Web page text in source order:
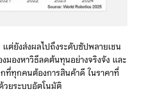
ต่ยังส่งผลไปถึงระดับซัปพลายเชน
องหาวิธีลดต้นทุนอย่างจริงจัง และ
ที่ทุกคนต้องการสินค้าดี ในราคาที่